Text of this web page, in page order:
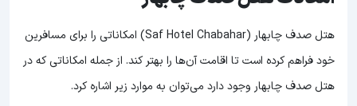
هتل صدف چابهار (Saf Hotel Chabahar) امکاناتی را برای مسافرین
خود فراهم کرده است تا اقامت آن‌ها را بهتر کند. از جمله امکاناتی که در
هتل صدف چابهار وجود دارد می‌توان به موارد زیر اشاره کرد.